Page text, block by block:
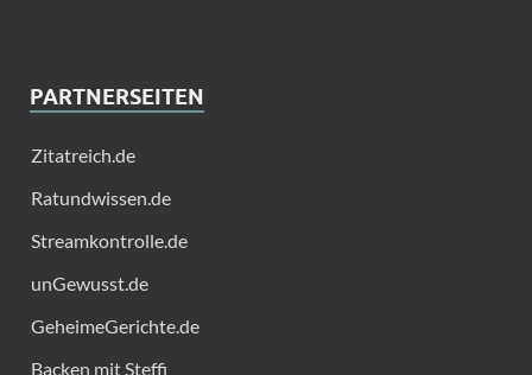
PARTNERSEITEN
Zitatreich.de
Ratundwissen.de
Streamkontrolle.de
unGewusst.de
GeheimeGerichte.de
Backen mit Steffi